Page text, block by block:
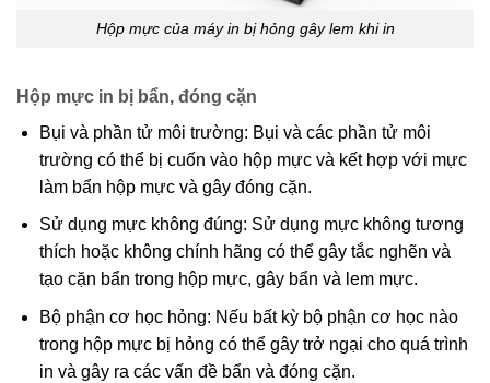
Hộp mực của máy in bị hỏng gây lem khi in
Hộp mực in bị bẩn, đóng cặn
Bụi và phần tử môi trường: Bụi và các phần tử môi
trường có thể bị cuốn vào hộp mực và kết hợp với mực
làm bẩn hộp mực và gây đóng cặn.
Sử dụng mực không đúng: Sử dụng mực không tương
thích hoặc không chính hãng có thể gây tắc nghẽn và
tạo cặn bẩn trong hộp mực, gây bẩn và lem mực.
Bộ phận cơ học hỏng: Nếu bất kỳ bộ phận cơ học nào
trong hộp mực bị hỏng có thể gây trở ngại cho quá trình
in và gây ra các vấn đề bẩn và đóng cặn.